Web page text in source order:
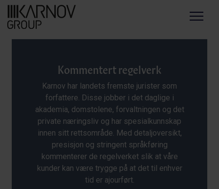
Menu
Kommentert regelverk
Karnov har landets fremste jurister som
forfattere. Disse jobber i det daglige i
akademia, domstolene, forvaltningen og det
private næringsliv og har spesialkunnskap
innen sitt rettsområde. Med detaljoversikt,
presisjon og stringent språkføring
kommenterer de regelverket slik at våre
kunder kan være trygge på at det til enhver
tid er ajourført.